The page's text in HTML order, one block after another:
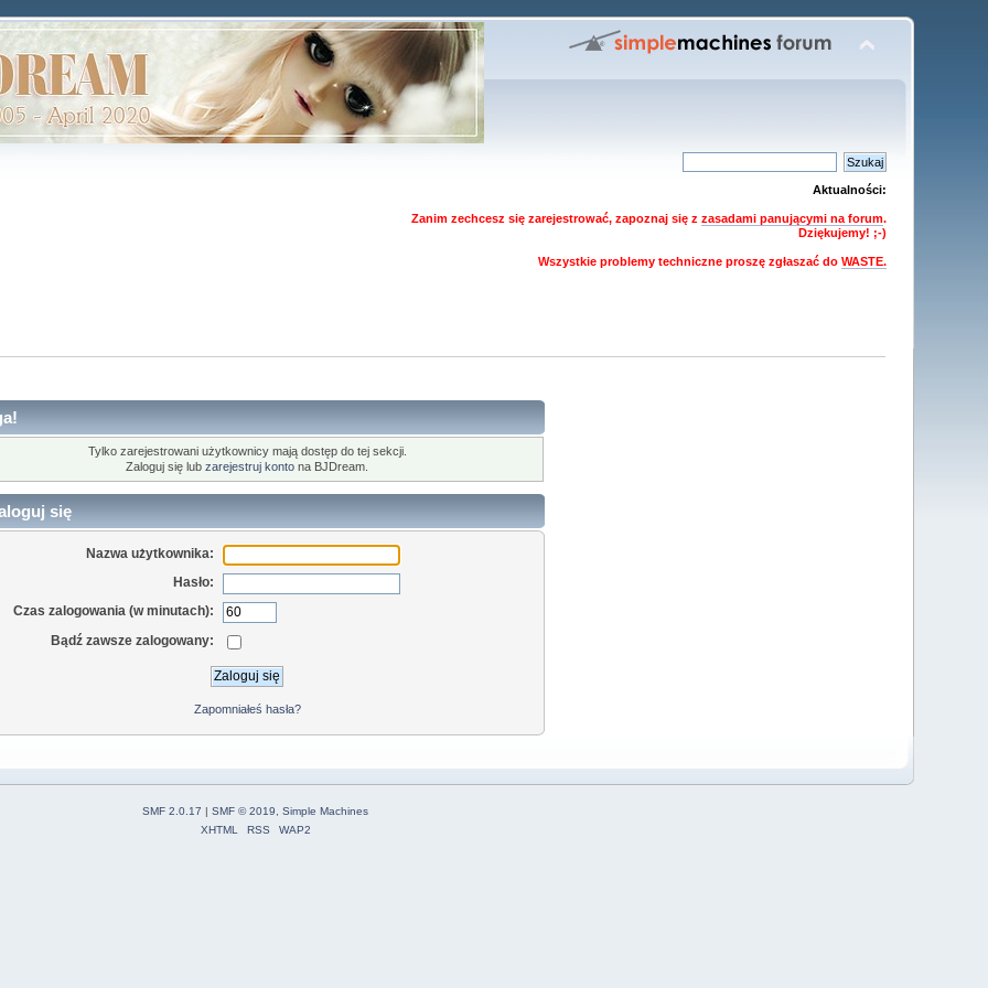
Aktualności:
Zanim zechcesz się zarejestrować, zapoznaj się z zasadami panującymi na forum.
Dziękujemy! ;-)
Wszystkie problemy techniczne proszę zgłaszać do WASTE.
Tylko zarejestrowani użytkownicy mają dostęp do tej sekcji.
Zaloguj się lub zarejestruj konto na BJDream.
się
Nazwa użytkownika:
Hasło:
Czas zalogowania (w minutach):
Bądź zawsze zalogowany:
Zapomniałeś hasła?
SMF 2.0.17 | SMF © 2019
Simple Machines
XHTML
RSS WAP2